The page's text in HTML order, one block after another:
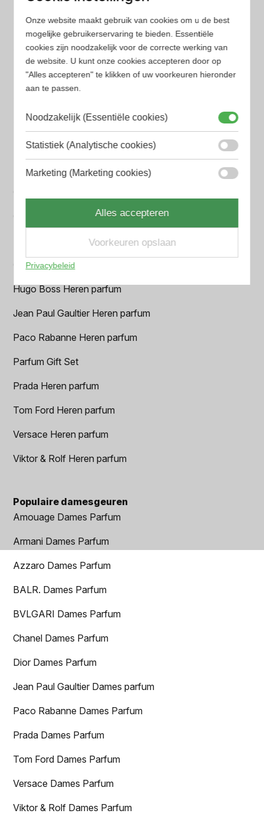
Populaire herengeuren
Amouage Heren parfum
Aramis Heren parfum
Armani Heren parfum
Azzaro Heren parfum
BALR. Heren parfum
BVLGARI Heren parfum
Creed heren parfum
Dior Heren parfum
Geurpakket
Hugo Boss Heren parfum
Jean Paul Gaultier Heren parfum
Paco Rabanne Heren parfum
Parfum Gift Set
Prada Heren parfum
Tom Ford Heren parfum
Versace Heren parfum
Viktor & Rolf Heren parfum
Populaire damesgeuren
Amouage Dames Parfum
Armani Dames Parfum
Azzaro Dames Parfum
BALR. Dames Parfum
BVLGARI Dames Parfum
Chanel Dames Parfum
Dior Dames Parfum
Jean Paul Gaultier Dames parfum
Paco Rabanne Dames Parfum
Prada Dames Parfum
Tom Ford Dames Parfum
Versace Dames Parfum
Viktor & Rolf Dames Parfum
Onze website maakt gebruik van cookies om u de best
mogelijke gebruikerservaring te bieden. Essentiële
cookies zijn noodzakelijk voor de correcte werking van
de website. U kunt onze cookies accepteren door op
"Alles accepteren" te klikken of uw voorkeuren hieronder
aan te passen.
Noodzakelijk (Essentiële cookies)
Statistiek (Analytische cookies)
Marketing (Marketing cookies)
Alles accepteren
Voorkeuren opslaan
Privacybeleid